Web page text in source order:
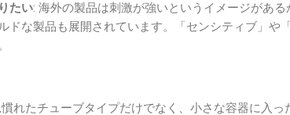
たい: 海外の製品は刺激が強いというイメージがあ
ドな製品も展開されています。「センシティブ」や
れたチューブタイプだけでなく、小さな容器に入